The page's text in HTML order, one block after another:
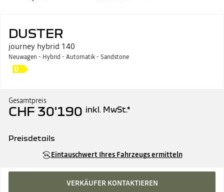
DUSTER
journey hybrid 140
Neuwagen - Hybrid - Automatik - Sandstone
Gesamtpreis
CHF 30'190 inkl. MwSt.*
Preisdetails
Eintauschwert Ihres Fahrzeugs ermitteln
VERKÄUFER KONTAKTIEREN